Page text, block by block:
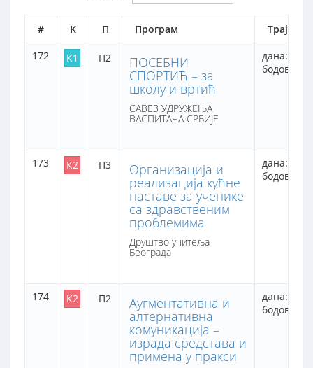
# K П Програм
Трајање
172
К1 П2 ПОСЕБНИ
СПОРТИЋ – за
школу и вртић
САВЕЗ УДРУЖЕЊА
ВАСПИТАЧА СРБИЈЕ
дана: 1
бодова: 8
173 К2 П3 Oрганизација и
реализација кућне
наставе за ученике
са здравственим
проблемима
Друштво учитеља
Београда
дана: 1
бодова: 8
174 К2 П2 Аугментативна и
алтернативна
комуникација –
израда средстава и
примена у пракси
дана: 1
бодова: 8